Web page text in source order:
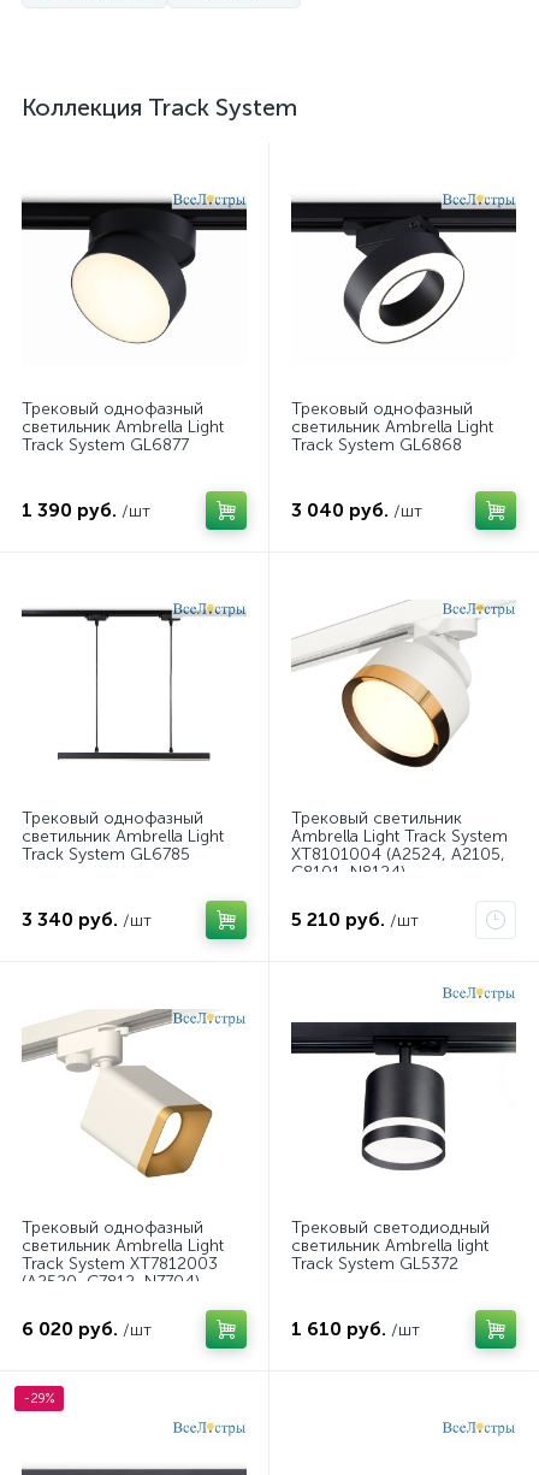
Коллекция Track System
Трековый однофазный
светильник Ambrella Light
Track System GL6877
1 390 руб. /шт
Трековый однофазный
светильник Ambrella Light
Track System GL6868
3 040 руб. /шт
Трековый однофазный
светильник Ambrella Light
Track System GL6785
3 340 руб. /шт
Трековый светильник
Ambrella Light Track System
XT8101004 (A2524, A2105,
C8101, N8124)
5 210 руб. /шт
Трековый однофазный
светильник Ambrella Light
Track System XT7812003
(A2520, C7812, N7704)
6 020 руб. /шт
Трековый светодиодный
светильник Ambrella light
Track System GL5372
1 610 руб. /шт
-29%